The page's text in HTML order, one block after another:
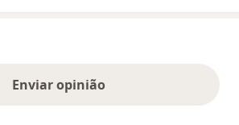
Enviar opinião